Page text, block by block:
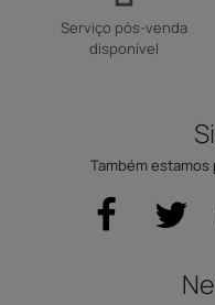
Serviço pós-venda
disponível
Também